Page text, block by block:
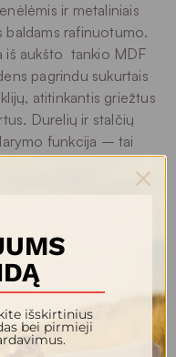
ir metaliniais
baldams rafinuotumo.
iš aukšto tankio MDF
pagrindu sukurtais
atitinkantis griežtus
Durelių ir stalčių
funkcija – tai
Kolekcijos
švari silueto linija ir
kolekcijai puikiai
interjero aplinkoje.
kurie nori, kad baldai
išskirtinius
bei pirmieji